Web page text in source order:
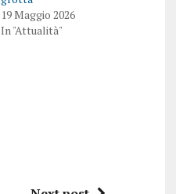
19 Maggio 2026
In "Attualità"